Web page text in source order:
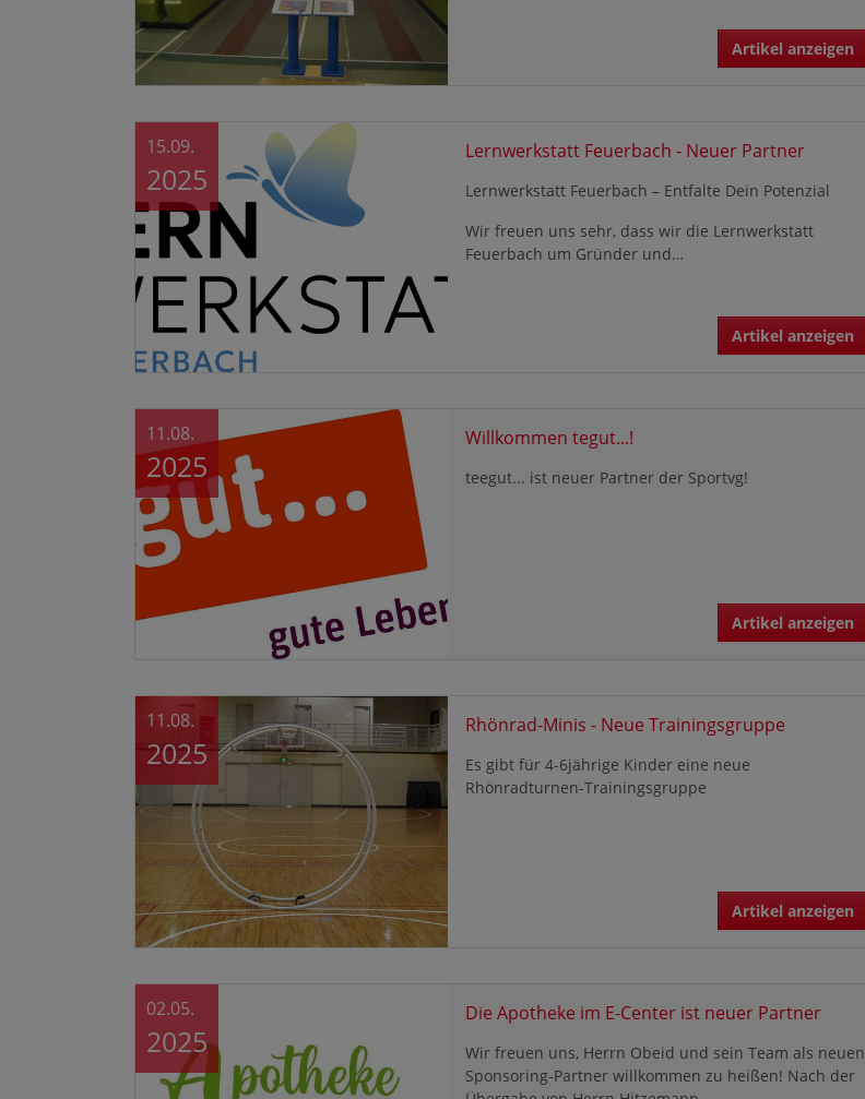
Artikel anzeigen
Lernwerkstatt Feuerbach - Neuer Partner
Lernwerkstatt Feuerbach – Entfalte Dein Potenzial
Wir freuen uns sehr, dass wir die Lernwerkstatt
Feuerbach um Gründer und…
Artikel anzeigen
15.09.
2025
Willkommen tegut...!
teegut... ist neuer Partner der Sportvg!
Artikel anzeigen
11.08.
2025
Rhönrad-Minis - Neue Trainingsgruppe
Es gibt für 4-6jährige Kinder eine neue
Rhönradturnen-Trainingsgruppe
Artikel anzeigen
11.08.
2025
Die Apotheke im E-Center ist neuer Partner
Wir freuen uns, Herrn Obeid und sein Team als neuen
Sponsoring-Partner willkommen zu heißen! Nach der
02.05.
2025